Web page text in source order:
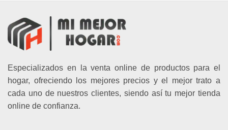
Especializados en la venta online de productos para el
hogar, ofreciendo los mejores precios y el mejor trato a
cada uno de nuestros clientes, siendo así tu mejor tienda
online de confianza.